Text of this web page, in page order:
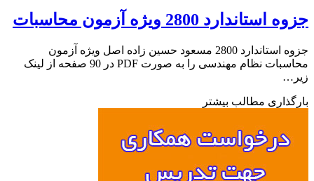
2800 ویژه آزمون محاسبات
جزوه استاندارد 2800 مسعود حسین زاده اصل ویژه آزمون
محاسبات نظام مهندسی را به صورت PDF در 90 صفحه از لینک
مطالب بیشتر